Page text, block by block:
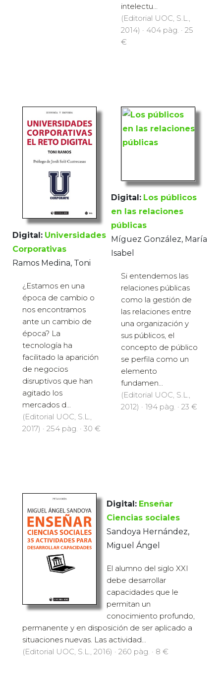
intelectu...
(Editorial UOC, S.L.,
2014) · 404 pàg. · 25
€
Digital: Universidades
Corporativas
Ramos Medina, Toni
¿Estamos en una
época de cambio o
nos encontramos
ante un cambio de
época? La
tecnología ha
facilitado la aparición
de negocios
disruptivos que han
agitado los
mercados d...
(Editorial UOC, S.L.,
2017) · 254 pàg. · 30 €
Digital: Los públicos
en las relaciones
públicas
Míguez González, María
Isabel
Si entendemos las
relaciones públicas
como la gestión de
las relaciones entre
una organización y
sus públicos, el
concepto de público
se perfila como un
elemento
fundamen...
(Editorial UOC, S.L.,
2012) · 194 pàg. · 23 €
Digital: Enseñar
Ciencias sociales
Sandoya Hernández,
Miguel Ángel
El alumno del siglo XXI
debe desarrollar
capacidades que le
permitan un
conocimiento profundo,
permanente y en disposición de ser aplicado a
situaciones nuevas. Las actividad...
(Editorial UOC, S.L., 2016) · 260 pàg. · 8 €